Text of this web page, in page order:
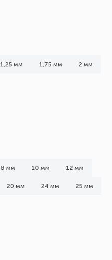
1,25 мм 1,75 мм 2 мм
8 мм 10 мм 12 мм
20 мм 24 мм 25 мм